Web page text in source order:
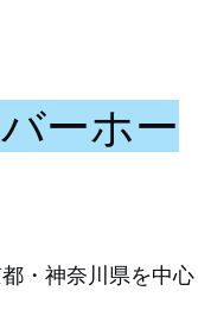
ーホー
・神奈川県を中心